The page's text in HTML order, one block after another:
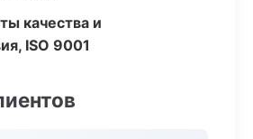
качества и
ISO 9001